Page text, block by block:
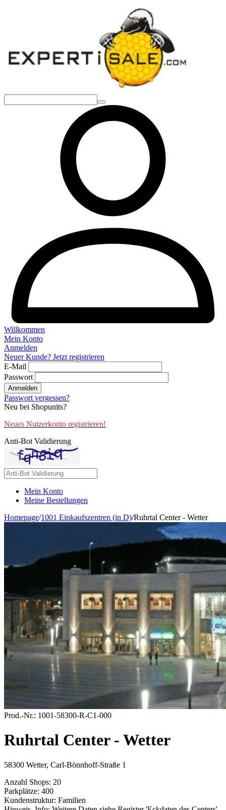
Willkommen
Mein Konto
Anmelden
Neuer Kunde? Jetzt registrieren
E-Mail
Passwort
Anmelden
Passwort vergessen?
Neu bei Shopunits?
Neues Nutzerkonto registrieren!
Anti-Bot Validierung
Mein Konto
Meine Bestellungen
Homepage/1001 Einkaufszentren (in D)/Ruhrtal Center - Wetter
Prod.-Nr.: 1001-58300-R-C1-000
Ruhrtal Center - Wetter
58300 Wetter, Carl-Bönnhoff-Straße 1
Anzahl Shops: 20
Parkplätze: 400
Kundenstruktur: Familien